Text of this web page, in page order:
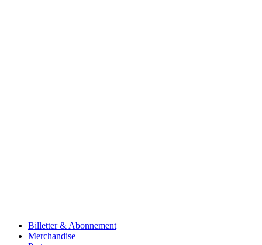
Billetter & Abonnement
Merchandise